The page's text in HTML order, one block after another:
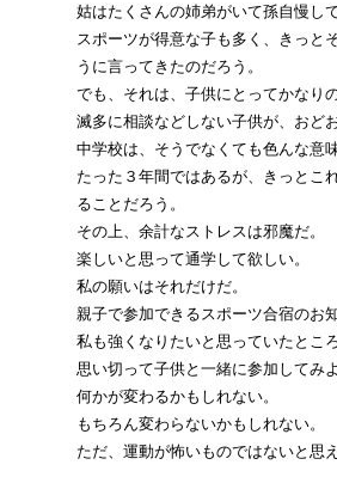
姑はたくさんの姉弟がいて孫自慢し
スポーツが得意な子も多く、きっと
うに言ってきたのだろう。
でも、それは、子供にとってかなり
滅多に相談などしない子供が、おど
中学校は、そうでなくても色んな意
たった３年間ではあるが、きっとこ
ることだろう。
その上、余計なストレスは邪魔だ。
楽しいと思って通学して欲しい。
私の願いはそれだけだ。
親子で参加できるスポーツ合宿のお
私も強くなりたいと思っていたとこ
思い切って子供と一緒に参加してみ
何かが変わるかもしれない。
もちろん変わらないかもしれない。
ただ、運動が怖いものではないと思